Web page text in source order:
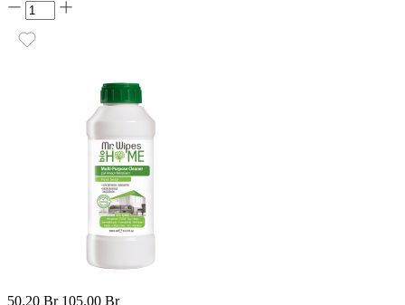
50.20 Br 105.00 Br